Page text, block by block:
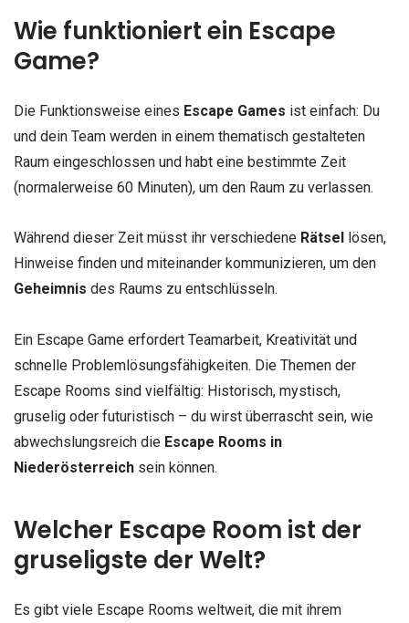
Wie funktioniert ein Escape
Game?
Die Funktionsweise eines Escape Games ist einfach: Du
und dein Team werden in einem thematisch gestalteten
Raum eingeschlossen und habt eine bestimmte Zeit
(normalerweise 60 Minuten), um den Raum zu verlassen.
Während dieser Zeit müsst ihr verschiedene Rätsel
lösen,
Hinweise finden und miteinander kommunizieren, um den
Geheimnis des Raums zu entschlüsseln.
Ein Escape Game erfordert Teamarbeit, Kreativität und
schnelle Problemlösungsfähigkeiten. Die Themen der
Escape Rooms sind vielfältig: Historisch, mystisch,
gruselig oder futuristisch – du wirst überrascht sein, wie
abwechslungsreich die Escape Rooms in
Niederösterreich sein können.
Welcher Escape Room ist der
gruseligste der Welt?
Es gibt viele Escape Rooms weltweit, die mit ihrem